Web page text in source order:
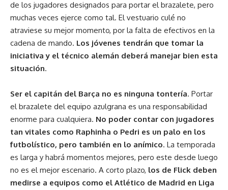
de los jugadores designados para portar el brazalete, pero
muchas veces ejerce como tal. El vestuario culé no
atraviese su mejor momento, por la falta de efectivos en la
cadena de mando. Los jóvenes tendrán que tomar la
iniciativa y el técnico alemán deberá manejar bien esta
situación.
Ser el capitán del Barça no es ninguna tontería. Portar
el brazalete del equipo azulgrana es una responsabilidad
enorme para cualquiera. No poder contar con jugadores
tan vitales como Raphinha o Pedri es un palo en los
futbolístico, pero también en lo anímico. La temporada
es larga y habrá momentos mejores, pero este desde luego
no es el mejor escenario. A corto plazo, los de Flick deben
medirse a equipos como el Atlético de Madrid en Liga